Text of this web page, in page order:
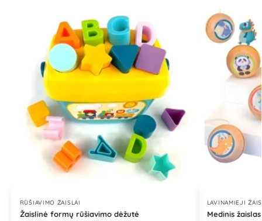
RŪŠIAVIMO ŽAISLAI
Žaislinė formų rūšiavimo dėžutė
LAVINAMIEJI
Medinis žaislas